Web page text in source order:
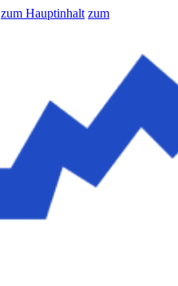
zum Hauptinhalt zum